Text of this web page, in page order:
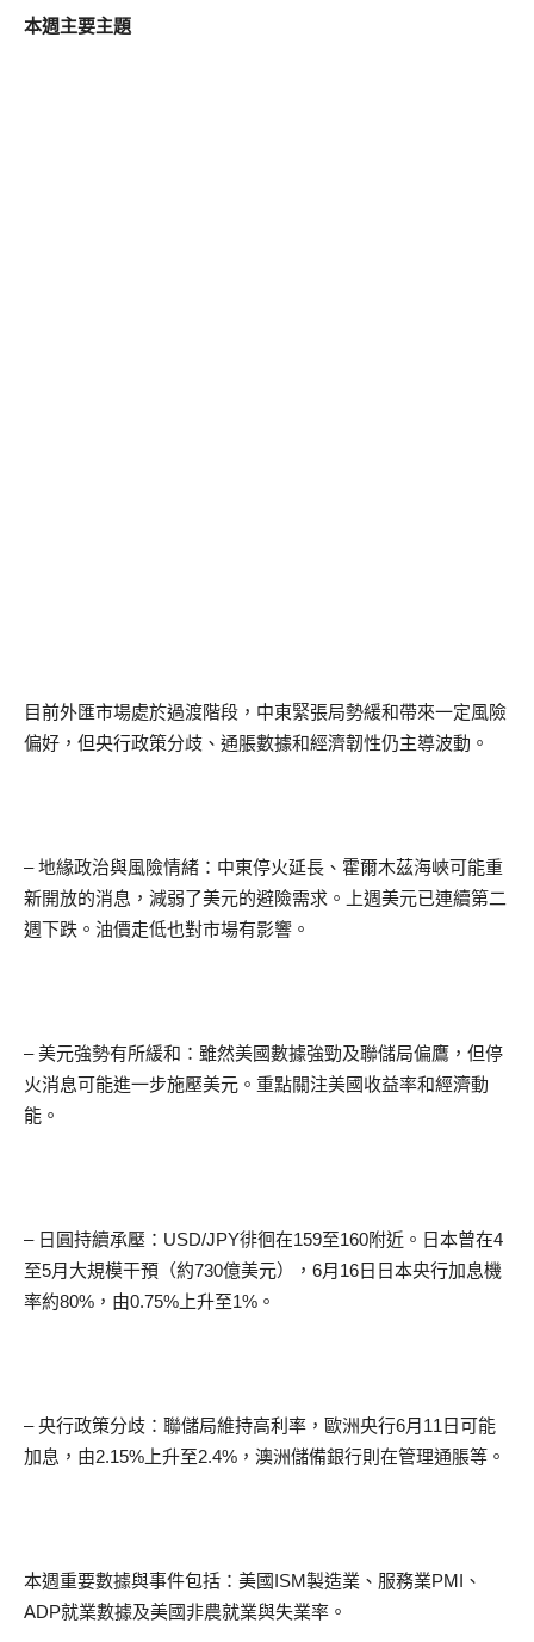
本週主要主題
目前外匯市場處於過渡階段，中東緊張局勢緩和帶來一定風險
偏好，但央行政策分歧、通脹數據和經濟韌性仍主導波動。
– 地緣政治與風險情緒：中東停火延長、霍爾木茲海峽可能重
新開放的消息，減弱了美元的避險需求。上週美元已連續第二
週下跌。油價走低也對市場有影響。
– 美元強勢有所緩和：雖然美國數據強勁及聯儲局偏鷹，但停
火消息可能進一步施壓美元。重點關注美國收益率和經濟動
能。
– 日圓持續承壓：USD/JPY徘徊在159至160附近。日本曾在4
至5月大規模干預（約730億美元），6月16日日本央行加息機
率約80%，由0.75%上升至1%。
– 央行政策分歧：聯儲局維持高利率，歐洲央行6月11日可能
加息，由2.15%上升至2.4%，澳洲儲備銀行則在管理通脹等。
本週重要數據與事件包括：美國ISM製造業、服務業PMI、
ADP就業數據及美國非農就業與失業率。